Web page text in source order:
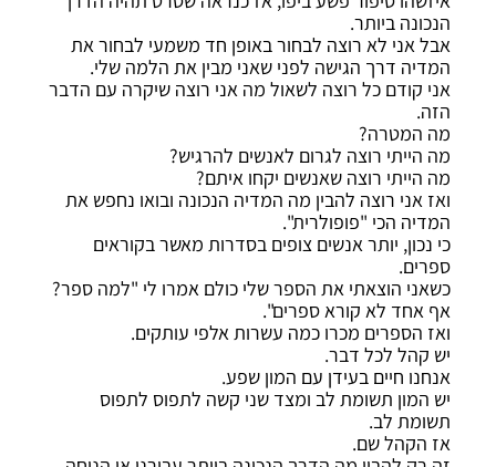
הנכונה ביותר.
אבל אני לא רוצה לבחור באופן חד משמעי לבחור את
המדיה דרך הגישה לפני שאני מבין את הלמה שלי.
אני קודם כל רוצה לשאול מה אני רוצה שיקרה עם הדבר
הזה.
מה המטרה?
מה הייתי רוצה לגרום לאנשים להרגיש?
מה הייתי רוצה שאנשים יקחו איתם?
ואז אני רוצה להבין מה המדיה הנכונה ובואו נחפש את
המדיה הכי "פופולרית".
כי נכון, יותר אנשים צופים בסדרות מאשר בקוראים
ספרים.
כשאני הוצאתי את הספר שלי כולם אמרו לי "למה ספר?
אף אחד לא קורא ספרים".
ואז הספרים מכרו כמה עשרות אלפי עותקים.
יש קהל לכל דבר.
אנחנו חיים בעידן עם המון שפע.
יש המון תשומת לב ומצד שני קשה לתפוס לתפוס
תשומת לב.
אז הקהל שם.